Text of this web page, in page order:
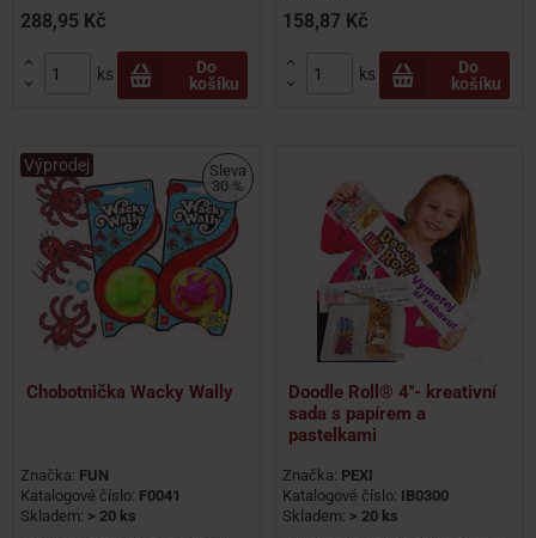
288,95 Kč


ks
Do
košíku
158,87 Kč


ks
Do
košíku
Výprodej
Sleva
30 %
Chobotnička Wacky Wally
Značka: FUN
Katalogové číslo: F0041
Skladem: > 20 ks
Doodle Roll® 4''- kreativní
sada s papírem a
pastelkami
Značka: PEXI
Katalogové číslo: IB0300
Skladem: > 20 ks